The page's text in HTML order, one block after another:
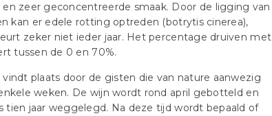
en zeer geconcentreerde smaak. Door de ligging van
kan er edele rotting optreden (botrytis cinerea),
zeker niet ieder jaar. Het percentage druiven met
tussen de 0 en 70%.
plaats door de gisten die van nature aanwezig
weken. De wijn wordt rond april gebotteld en
tien jaar weggelegd. Na deze tijd wordt bepaald of